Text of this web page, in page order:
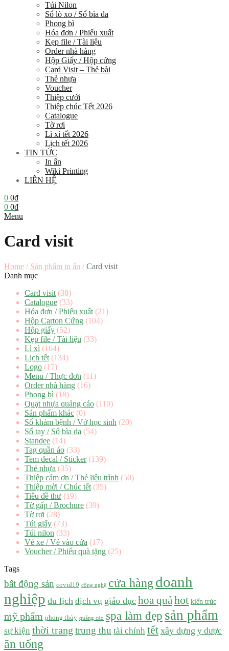
Túi Nilon
Sổ lò xo / Sổ bìa da
Phong bì
Hóa đơn / Phiếu xuất
Kẹp file / Tài liệu
Order nhà hàng
Hộp Giấy / Hộp cứng
Card Visit – Thẻ bài
Thẻ nhựa
Voucher
Thiệp cưới
Thiệp chúc Tết 2026
Catalogue
Tờ rơi
Lì xì tết 2026
Lịch tết 2026
TIN TỨC
In ấn
Wiki Printing
LIÊN HỆ
0 0₫
0 0₫
Menu
Card visit
Home / Sản phẩm in ấn /Card visit
Danh mục
Card visit (38)
Catalogue (33)
Hóa đơn / Phiếu xuất (21)
Hộp Carton Cứng (104)
Hộp giấy (52)
Kẹp file / Tài liệu (33)
Lì xì (164)
Lịch tết (134)
Logo (17)
Menu / Thực đơn (11)
Order nhà hàng (16)
Phong bì (18)
Quạt nhựa quảng cáo (110)
Sản phẩm khác (0)
Sổ khám bệnh / Vở học sinh (20)
Sổ tay / Sổ bìa da (54)
Standee (14)
Tag quần áo (33)
Tem decal / Sticker (139)
Thẻ nhựa (35)
Thiệp cảm ơn / Thẻ liệu trình (50)
Thiệp mời / Chúc tết (35)
Tiêu đề thư (19)
Tờ gấp / Brochure (39)
Tờ rơi (28)
Túi giấy (73)
Túi nilon (33)
Vé xe / Vé vào cửa (17)
Voucher / Phiếu quà tặng (25)
Tags
bất động sản covid19 công nghệ cửa hàng doanh
nghiệp du lịch dịch vụ giáo dục hoa quả hot kiến trúc
mỹ phẩm phong thủy quảng cáo spa làm đẹp sản phẩm
sự kiện thời trang trung thu tài chính tết xây dựng y dược
ăn uống